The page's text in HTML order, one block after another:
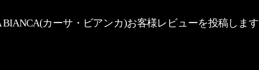
BIANCA(カーサ・ビアンカ)お客様レビューを投稿します